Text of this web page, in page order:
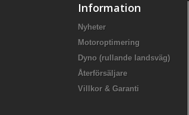
Information
Nyheter
Motoroptimering
Dyno (rullande landsväg)
Återförsäljare
Villkor & Garanti